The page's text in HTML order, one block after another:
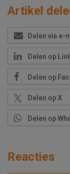
Artikel
Delen via e-
Delen op
Delen op
Delen op X
Delen op
Reacties